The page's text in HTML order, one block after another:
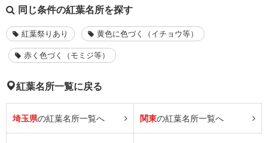
同じ条件の紅葉名所を探す
紅葉祭りあり
黄色に色づく（イチョウ等）
赤く色づく（モミジ等）
紅葉名所一覧に戻る
埼玉県の紅葉名所一覧へ 関東の紅葉名所一覧へ